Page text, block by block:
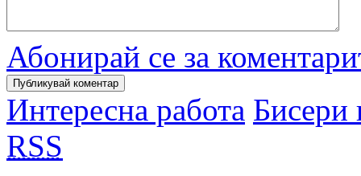
Абонирай се за
Интересна работа Бисери
RSS